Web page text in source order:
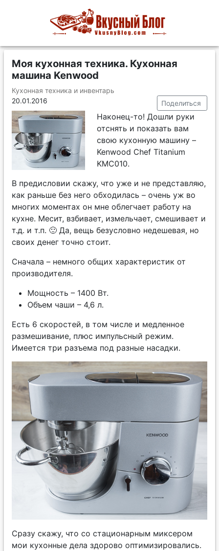
Моя кухонная техника. Кухонная
машина Kenwood
Кухонная техника и инвентарь
20.01.2016
Поделиться
Наконец-то! Дошли руки
отснять и показать вам
свою кухонную машину –
Kenwood Chef Titanium
KMC010.
В предисловии скажу, что уже и не представляю,
как раньше без него обходилась – очень уж во
многих моментах он мне облегчает работу на
кухне. Месит, взбивает, измельчает, смешивает и
т.д. и т.п. 🙂 Да, вещь безусловно недешевая, но
своих денег точно стоит.
Сначала – немного общих характеристик от
производителя.
Мощность – 1400 Вт.
Объем чаши – 4,6 л.
Есть 6 скоростей, в том числе и медленное
размешивание, плюс импульсный режим.
Имеется три разъема под разные насадки.
Сразу скажу, что со стационарным миксером
мои кухонные дела здорово оптимизировались.